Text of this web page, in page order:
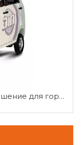
Mini Triocle Car: компактное решение для городской мобильности